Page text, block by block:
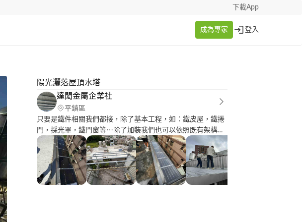
下載App
成為專家 登入
陽光灑落屋頂水塔
達閎金屬企業社
平鎮區
只要是鐵件相關我們都接，除了基本工程，如：鐵皮屋，鐵捲
門，採光罩，鐵門窗等⋯除了加裝我們也可以依照既有架構幫
你做改建，拆除更新，讓你花小錢享有新品的概念。 還有客製
化產品是我們的專長唷～例如工業風的個人更衣室，梳妝台，
推車式曬衣架等⋯